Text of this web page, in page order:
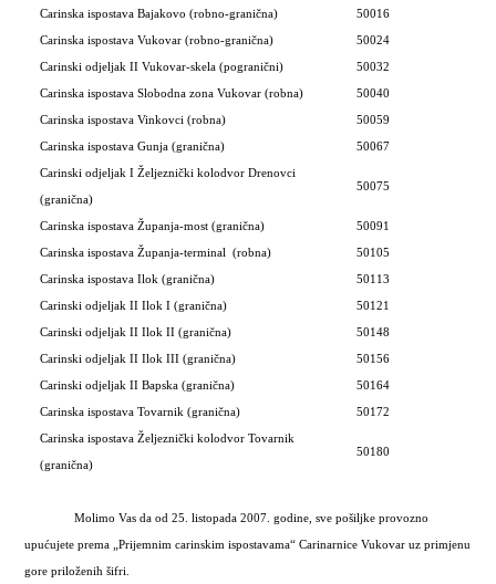
Carinska ispostava Bajakovo (robno-granična) 50016
Carinska ispostava Vukovar (robno-granična) 50024
Carinski odjeljak II Vukovar-skela (pogranični) 50032
Carinska ispostava Slobodna zona Vukovar (robna) 50040
Carinska ispostava Vinkovci (robna) 50059
Carinska ispostava Gunja (granična) 50067
Carinski odjeljak I Željeznički kolodvor Drenovci
(granična)
50075
Carinska ispostava Županja-most (granična) 50091
Carinska ispostava Županja-terminal (robna) 50105
Carinska ispostava Ilok (granična) 50113
Carinski odjeljak II Ilok I (granična) 50121
Carinski odjeljak II Ilok II (granična) 50148
Carinski odjeljak II Ilok III (granična) 50156
Carinski odjeljak II Bapska (granična) 50164
Carinska ispostava Tovarnik (granična) 50172
Carinska ispostava Željeznički kolodvor Tovarnik
(granična)
50180
Molimo Vas da od 25. listopada 2007. godine,sve pošiljke provozno
upućujete prema „Prijemnim carinskim ispostavama“ Carinarnice Vukovar uz primjenu
gore priloženih šifri.